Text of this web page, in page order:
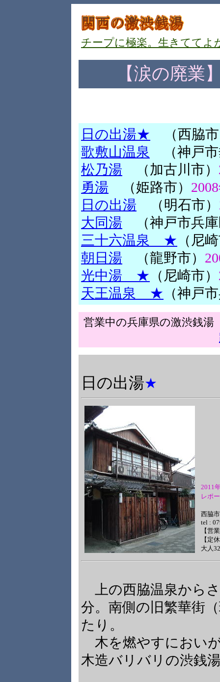
チープに極楽。生きててよ
【涙の廃業
日の出湯★ （西脇
歌敷山温泉 （神戸市
松乃湯 （加古川市）
勇湯 （姫路市）
日の出湯 （明石市）
大同湯 （神戸市兵
三十六温泉 ★ （尼
朝日湯 （龍野市）
光中湯 ★ （尼崎市）
天王温泉 ★ （神戸
営業中の兵庫県の激渋銭
日の出湯★
2011
レポ
西脇
tel :
【営
【定
大人
上の西脇温泉から
分。南側の旧繁華街
たり。
木を燃やすにおい
木造バリバリの渋銭